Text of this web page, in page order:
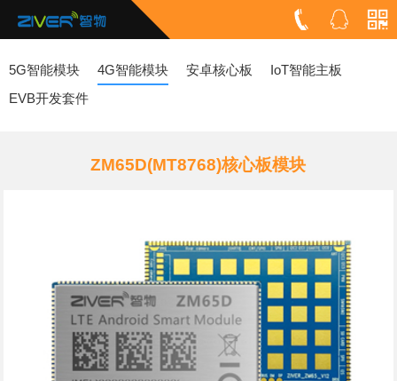
5G智能模块 4G智能模块 安卓核心板
IoT智能主板
EVB开发套件
ZM65D(MT8768)核心板模块